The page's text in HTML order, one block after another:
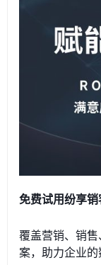
免费试用纷享
覆盖营销、销
案，助力企业的